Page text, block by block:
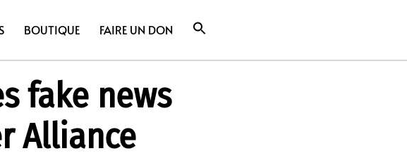
BOUTIQUE FAIRE UN DON
fake news
Alliance